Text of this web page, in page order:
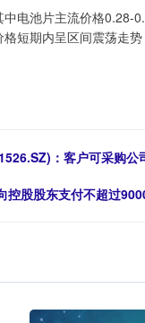
电池片主流价格
短期内呈区间震荡走
：客户可采购
控股股东支付不超过